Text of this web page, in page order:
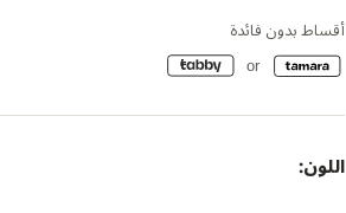
أقساط بدون فائدة
اللون: